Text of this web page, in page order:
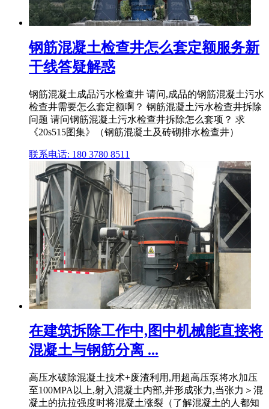
钢筋混凝土检查井怎么套定额服务新
干线答疑解惑
钢筋混凝土成品污水检查井 请问,成品的钢筋混凝土污水
检查井需要怎么套定额啊？ 钢筋混凝土污水检查井拆除
问题 请问钢筋混凝土污水检查井拆除怎么套项？ 求
《20s515图集》（钢筋混凝土及砖砌排水检查井）
联系电话: 180 3780 8511
在建筑拆除工作中,图中机械能直接将
混凝土与钢筋分离 ...
高压水破除混凝土技术+废渣利用,用超高压泵将水加压
至100MPA以上,射入混凝土内部,并形成张力,当张力＞混
凝土的抗拉强度时将混凝土涨裂（了解混凝土的人都知